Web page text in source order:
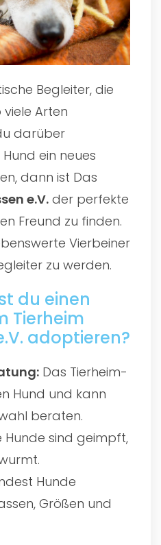
Begleiter, die
Arten
darüber
ein neues
dann ist Das
e.V. der perfekte
Freund zu finden.
Vierbeiner
zu werden.
du einen
Tierheim
adoptieren?
Das Tierheim-
Hund und kann
beraten.
Hunde sind geimpft,
Hunde
Größen und